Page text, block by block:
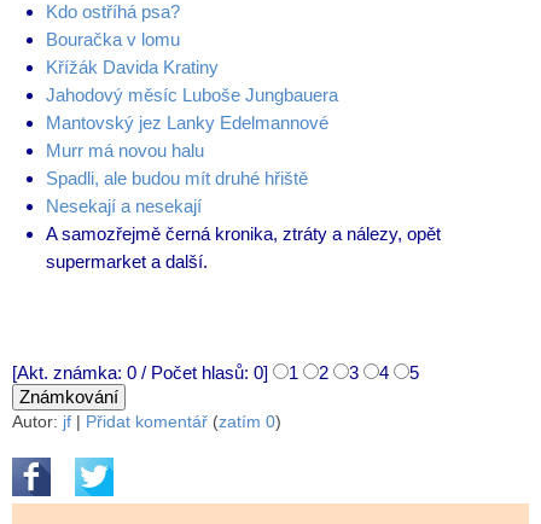
Kdo ostříhá psa?
Bouračka v lomu
Křížák Davida Kratiny
Jahodový měsíc Luboše Jungbauera
Mantovský jez Lanky Edelmannové
Murr má novou halu
Spadli, ale budou mít druhé hřiště
Nesekají a nesekají
A samozřejmě černá kronika, ztráty a nálezy, opět
supermarket a další.
[Akt. známka: 0 / Počet hlasů: 0] 1 2 3 4 5
Autor: jf | Přidat komentář (zatím 0)